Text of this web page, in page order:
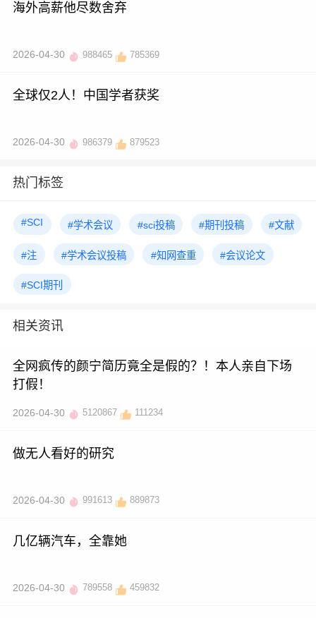
海外高薪他尽数舍弃
2026-04-30 988465 785369
全球仅2人！中国学者获奖
2026-04-30 986379 879523
热门标签
#SCI #学术会议 #sci投稿 #期刊投稿 #文献
#注 #学术会议投稿 #知网查重 #会议论文
#SCI期刊
相关资讯
全网疯传的颜宁简历竟全是假的？！本人亲自下场
打假！
2026-04-30 5120867 111234
做无人看好的研究
2026-04-30 991613 889873
几亿辆汽车，全靠她
2026-04-30 789558 459832